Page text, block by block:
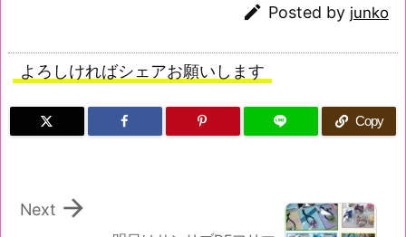
 Posted by junko
よろしければシェアお願いします
Copy

Next